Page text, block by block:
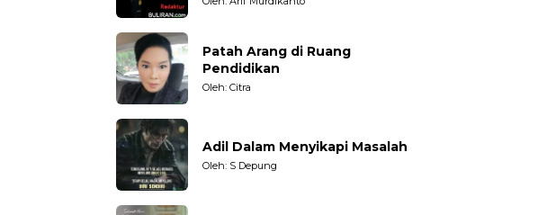
Patah Arang di Ruang
Pendidikan
Oleh: Citra
Adil Dalam Menyikapi Masalah
Oleh: S Depung